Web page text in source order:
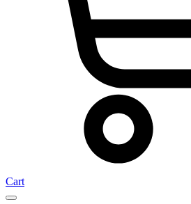
Cart